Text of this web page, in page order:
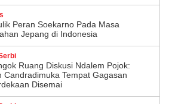
Peran Soekarno Pada Masa
Jepang di Indonesia
Ruang Diskusi Ndalem Pojok:
Candradimuka Tempat Gagasan
Disemai